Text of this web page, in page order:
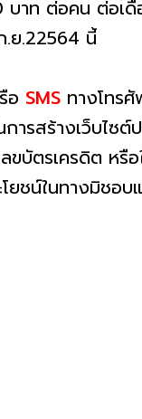
บาท ต่อคน ต่อเ
.ย.22564 นี้
อ SMS ทางโทร
การสร้างเว็บไ
บัตรเครดิต หรือ
น์ในทางมิชอบแ